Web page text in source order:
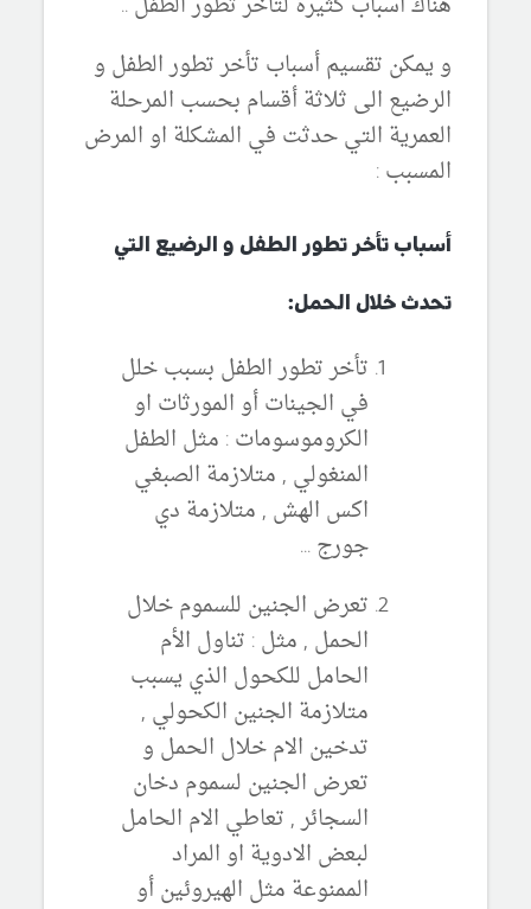
و يمكن تقسيم أسباب تأخر تطور الطفل و
الرضيع الى ثلاثة أقسام بحسب المرحلة
العمرية التي حدثت في المشكلة او المرض
المسبب :
أسباب تأخر تطور الطفل و الرضيع التي
تحدث خلال الحمل:
تأخر تطور الطفل بسبب خلل
في الجينات أو المورثات او
الكروموسومات : مثل الطفل
المنغولي , متلازمة الصبغي
اكس الهش , متلازمة دي
جورج ...
تعرض الجنين للسموم خلال
الحمل , مثل : تناول الأم
الحامل للكحول الذي يسبب
متلازمة الجنين الكحولي ,
تدخين الام خلال الحمل و
تعرض الجنين لسموم دخان
السجائر , تعاطي الام الحامل
لبعض الادوية او المراد
الممنوعة مثل الهيروئين أو